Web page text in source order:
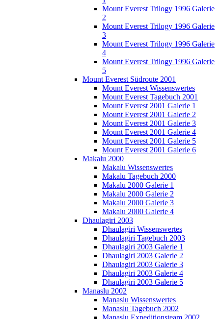
Mount Everest Trilogy 1996 Galerie
2
Mount Everest Trilogy 1996 Galerie
3
Mount Everest Trilogy 1996 Galerie
4
Mount Everest Trilogy 1996 Galerie
5
Mount Everest Südroute 2001
Mount Everest Wissenswertes
Mount Everest Tagebuch 2001
Mount Everest 2001 Galerie 1
Mount Everest 2001 Galerie 2
Mount Everest 2001 Galerie 3
Mount Everest 2001 Galerie 4
Mount Everest 2001 Galerie 5
Mount Everest 2001 Galerie 6
Makalu 2000
Makalu Wissenswertes
Makalu Tagebuch 2000
Makalu 2000 Galerie 1
Makalu 2000 Galerie 2
Makalu 2000 Galerie 3
Makalu 2000 Galerie 4
Dhaulagiri 2003
Dhaulagiri Wissenswertes
Dhaulagiri Tagebuch 2003
Dhaulagiri 2003 Galerie 1
Dhaulagiri 2003 Galerie 2
Dhaulagiri 2003 Galerie 3
Dhaulagiri 2003 Galerie 4
Dhaulagiri 2003 Galerie 5
Manaslu 2002
Manaslu Wissenswertes
Manaslu Tagebuch 2002